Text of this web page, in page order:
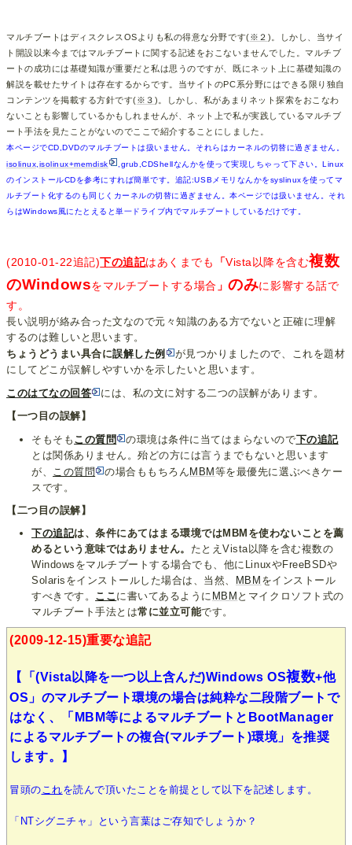
マルチブートはディスクレスOSよりも私の得意な分野です(※２ )。しかし、当サイ
ト開設以来今まではマルチブートに関する記述をおこないませんでした。マルチブ
ートの成功には基礎知識が重要だと私は思うのですが、既にネット上に基礎知識の
解説を載せたサイトは存在するからです。当サイトのPC系分野にはできる限り独自
コンテンツを掲載する方針です(※３ )。しかし、私があまりネット探索をおこなわ
ないことも影響しているかもしれませんが、ネット上で私が実践しているマルチブ
ート手法を見たことがないのでここで紹介することにしました。
本ページでCD,DVDのマルチブートは扱いません。それらはカーネルの切替に過ぎません。
isolinux,isolinux+memdisk
,grub,CDShellなんかを使って実現しちゃって下さい。Linux
のインストールCDを参考にすれば簡単です。追記:USBメモリなんかをsyslinuxを使ってマ
ルチブート化するのも同じくカーネルの切替に過ぎません。本ページでは扱いません。それ
らはWindows風にたとえると単一ドライブ内でマルチブートしているだけです。
(2010-01-22追記)下の追記はあくまでも 「Vista以降を含む複数
のWindowsをマルチブートする場合 」のみに影響する話で
す。
長い説明が絡み合った文なので元々知識のある方でないと正確に理解
するのは難しいと思います。
ちょうどうまい具合に誤解した例
が見つかりましたので、これを題材
にしてどこが誤解しやすいかを示したいと思います。
このはてなの回答
には、私の文に対する二つの誤解があります。
【一つ目の誤解】
そもそも この質問 の環境は条件に当てはまらないので下の追記
とは関係ありません。殆どの方には言うまでもないと思います
が、
この質問 の場合ももちろん MBM 等を最優先に選ぶべきケー
スです。
【二つ目の誤解】
下の追記は、条件にあてはまる環境ではMBMを使わないことを薦
めるという意味ではありません。 たとえVista以降を含む複数の
Windowsをマルチブートする場合でも、他にLinuxやFreeBSDや
Solarisをインストールした場合は、当然、
MBM をインストール
すべきです。 ここ に書いてあるように MBM とマイクロソフト式の
マルチブート手法とは常に並立可能です。
(2009-12-15)重要な追記
【「(Vista以降を一つ以上含んだ)Windows OS複数+他
OS」のマルチブート環境の場合は純粋な二段階ブートで
はなく、「MBM等によるマルチブートとBootManager
によるマルチブートの複合(マルチブート)環境」を推奨
します。】
冒頭のこれを読んで頂いたことを前提として以下を記述します。
「NTシグニチャ」という言葉はご存知でしょうか？